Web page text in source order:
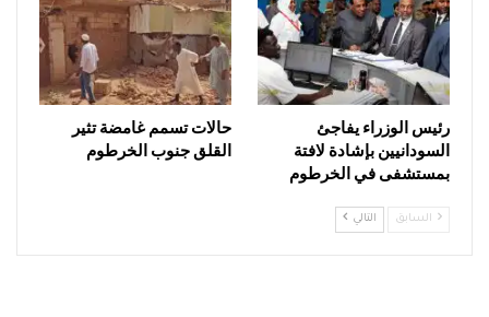
رئيس الوزراء يفاجئ
السودانيين بإشادة لافتة
بمستشفى في الخرطوم
حالات تسمم غامضة تثير
القلق جنوب الخرطوم
السابق التالي